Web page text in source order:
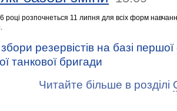
році розпочнеться 11 липня для всіх форм
резервістів на базі
танкової бригади
Читайте більше в розділі